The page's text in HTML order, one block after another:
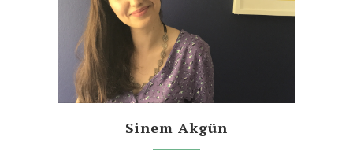
Sinem Akgün